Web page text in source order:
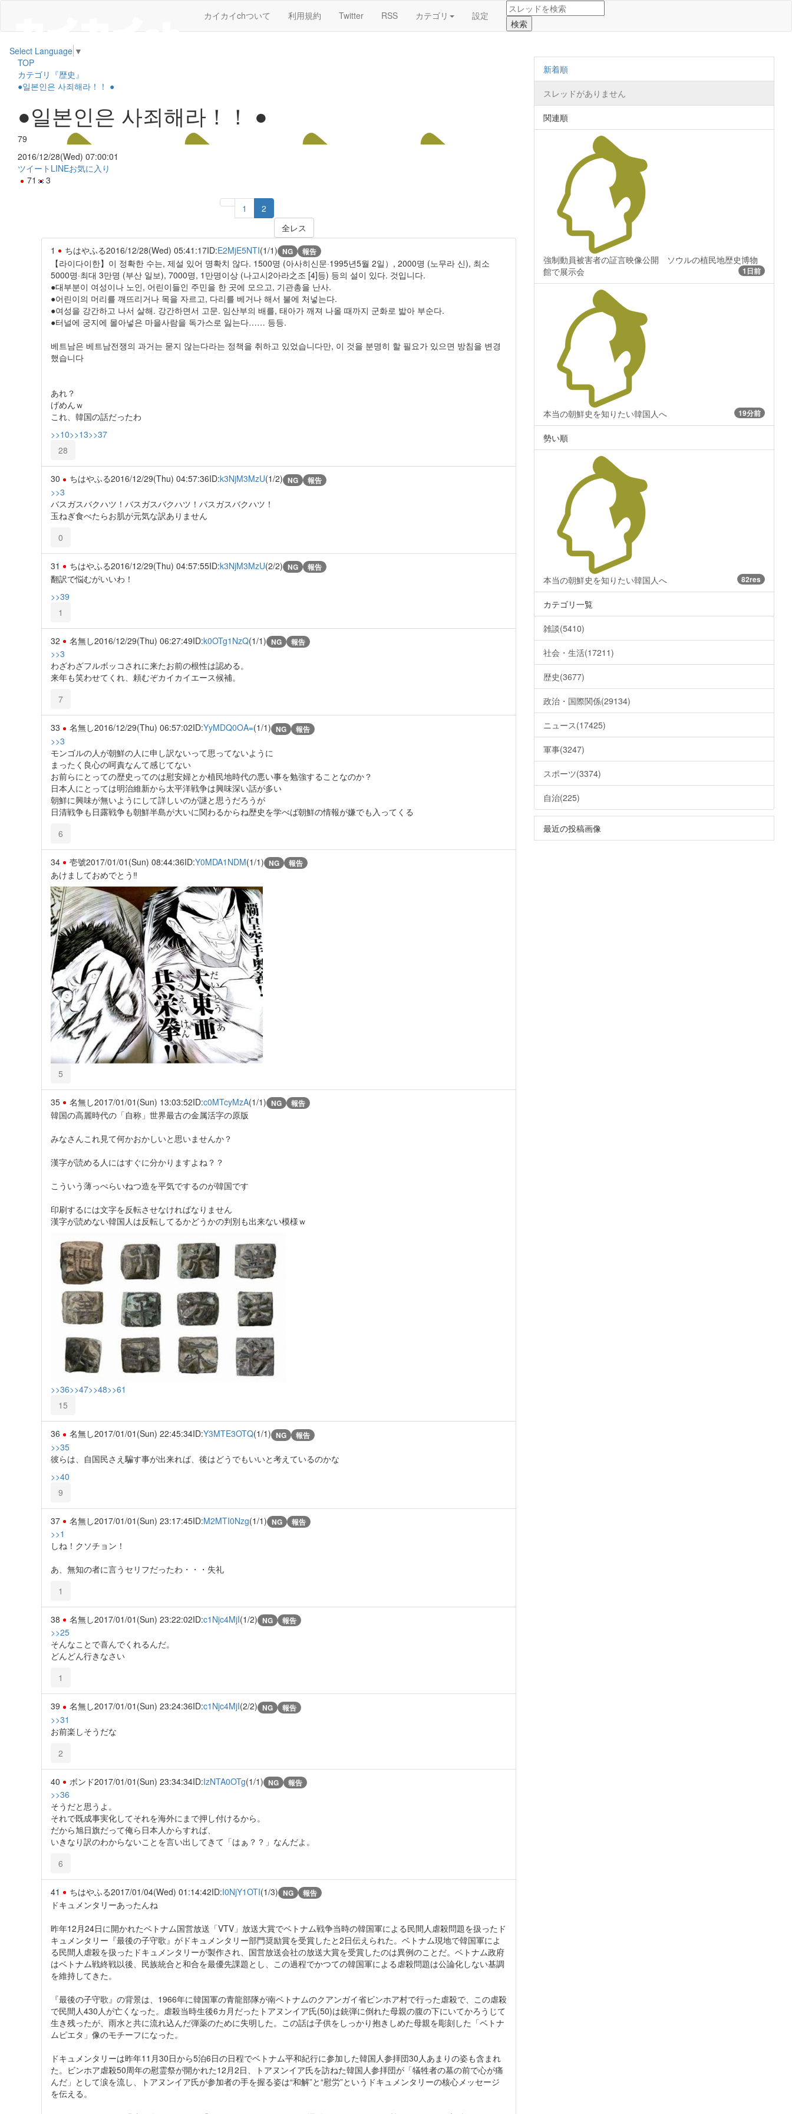
カイカイchついて 利用規約 Twitter RSS カテゴリ 設定
Select Language ▼
TOP
カテゴリ『歴史』
●일본인은 사죄해라！！ ●
●일본인은 사죄해라！！ ●
79
2016/12/28(Wed) 07:00:01
ツイート LINEお気に入り
71
3
1
2
全レス
1
ちはやふる2016/12/28(Wed) 05:41:17ID:E2MjE5NTI(1/1) NG 報告
【라이다이한】이 정확한 수는, 제설 있어 명확치 않다. 1500명 (아사히신문·1995년5월 2일）, 2000명 (노무라 신), 최소
5000명·최대 3만명 (부산 일보), 7000명, 1만명이상 (나고시2아라之조 [4]등) 등의 설이 있다. 것입니다.
●대부분이 여성이나 노인, 어린이들인 주민을 한 곳에 모으고, 기관총을 난사.
●어린이의 머리를 깨뜨리거나 목을 자르고, 다리를 베거나 해서 불에 처넣는다.
●여성을 강간하고 나서 살해. 강간하면서 고문. 임산부의 배를, 태아가 깨져 나올 때까지 군화로 밟아 부순다.
●터널에 궁지에 몰아넣은 마을사람을 독가스로 잃는다…… 등등.
베트남은 베트남전쟁의 과거는 묻지 않는다라는 정책을 취하고 있었습니다만, 이 것을 분명히 할 필요가 있으면 방침을 변경
했습니다
あれ？
げめんｗ
これ、韓国の話だったわ
>>10>>13>>37
28
30 ちはやふる2016/12/29(Thu) 04:57:36ID:k3NjM3MzU(1/2) NG 報告
>>3
バスガスバクハツ！バスガスバクハツ！バスガスバクハツ！
玉ねぎ食べたらお肌が元気な訳ありません
0
31 ちはやふる2016/12/29(Thu) 04:57:55ID:k3NjM3MzU(2/2) NG 報告
翻訳で悩むがいいわ！
>>39
1
32 名無し2016/12/29(Thu) 06:27:49ID:k0OTg1NzQ(1/1) NG 報告
>>3
わざわざフルボッコされに来たお前の根性は認める。
来年も笑わせてくれ、頼むぞカイカイエース候補。
7
33 名無し2016/12/29(Thu) 06:57:02ID:YyMDQ0OA=(1/1) NG 報告
>>3
モンゴルの人が朝鮮の人に申し訳ないって思ってないように
まったく良心の呵責なんて感じてない
お前らにとっての歴史ってのは慰安婦とか植民地時代の悪い事を勉強することなのか？
日本人にとっては明治維新から太平洋戦争は興味深い話が多い
朝鮮に興味が無いようにして詳しいのが謎と思うだろうが
日清戦争も日露戦争も朝鮮半島が大いに関わるからね歴史を学べば朝鮮の情報が嫌でも入ってくる
6
34 壱號2017/01/01(Sun) 08:44:36ID:Y0MDA1NDM(1/1) NG 報告
あけましておめでとう‼
5
35 名無し2017/01/01(Sun) 13:03:52ID:c0MTcyMzA(1/1) NG 報告
韓国の高麗時代の「自称」世界最古の金属活字の原版
みなさんこれ見て何かおかしいと思いませんか？
漢字が読める人にはすぐに分かりますよね？？
こういう薄っぺらいねつ造を平気でするのが韓国です
印刷するには文字を反転させなければなりません
漢字が読めない韓国人は反転してるかどうかの判別も出来ない模様ｗ
>>36>>47>>48>>61
15
36 名無し2017/01/01(Sun) 22:45:34ID:Y3MTE3OTQ(1/1) NG 報告
>>35
彼らは、自国民さえ騙す事が出来れば、後はどうでもいいと考えているのかな
>>40
9
37 名無し2017/01/01(Sun) 23:17:45ID:M2MTI0Nzg(1/1) NG 報告
>>1
しね！クソチョン！
あ、無知の者に言うセリフだったわ・・・失礼
1
38 名無し2017/01/01(Sun) 23:22:02ID:c1Njc4MjI(1/2) NG 報告
>>25
そんなことで喜んでくれるんだ。
どんどん行きなさい
1
39 名無し2017/01/01(Sun) 23:24:36ID:c1Njc4MjI(2/2) NG 報告
>>31
お前楽しそうだな
2
40 ボンド2017/01/01(Sun) 23:34:34ID:IzNTA0OTg(1/1) NG 報告
>>36
そうだと思うよ。
それで既成事実化してそれを海外にまで押し付けるから。
だから旭日旗だって俺ら日本人からすれば、
いきなり訳のわからないことを言い出してきて「はぁ？？」なんだよ。
6
41 ちはやふる2017/01/04(Wed) 01:14:42ID:I0NjY1OTI(1/3) NG 報告
ドキュメンタリーあったんね
昨年12月24日に開かれたベトナム国営放送「VTV」放送大賞でベトナム戦争当時の韓国軍による民間人虐殺問題を扱ったド
キュメンタリー『最後の子守歌』がドキュメンタリー部門奨励賞を受賞したと2日伝えられた。ベトナム現地で韓国軍によ
る民間人虐殺を扱ったドキュメンタリーが製作され、国営放送会社の放送大賞を受賞したのは異例のことだ。ベトナム政府
はベトナム戦終戦以後、民族統合と和合を最優先課題とし、この過程でかつての韓国軍による虐殺問題は公論化しない基調
を維持してきた。
『最後の子守歌』の背景は、1966年に韓国軍の青龍部隊が南ベトナムのクアンガイ省ビンホア村で行った虐殺で、この虐殺
で民間人430人が亡くなった。虐殺当時生後6カ月だったトアヌンイア氏(50)は銃弾に倒れた母親の腹の下にいてかろうじて
生き残ったが、雨水と共に流れ込んだ弾薬のために失明した。この話は子供をしっかり抱きしめた母親を彫刻した「ベトナ
ムピエタ」像のモチーフになった。
ドキュメンタリーは昨年11月30日から5泊6日の日程でベトナム平和紀行に参加した韓国人参拝団30人あまりの姿も含まれ
た。ビンホア虐殺50周年の慰霊祭が開かれた12月2日、トアヌンイア氏を訪ねた韓国人参拝団が「犠牲者の墓の前で心が痛
んだ」として涙を流し、トアヌンイア氏が参加者の手を握る姿は“和解”と“慰労”というドキュメンタリーの核心メッセージ
を伝える。
新着順
スレッドがありません
関連順
強制動員被害者の証言映像公開 ソウルの植民地歴史博物
館で展示会
1日前
本当の朝鮮史を知りたい韓国人へ 19分前
勢い順
本当の朝鮮史を知りたい韓国人へ 82res
カテゴリ一覧
雑談(5410)
社会・生活(17211)
歴史(3677)
政治・国際関係(29134)
ニュース(17425)
軍事(3247)
スポーツ(3374)
自治(225)
最近の投稿画像